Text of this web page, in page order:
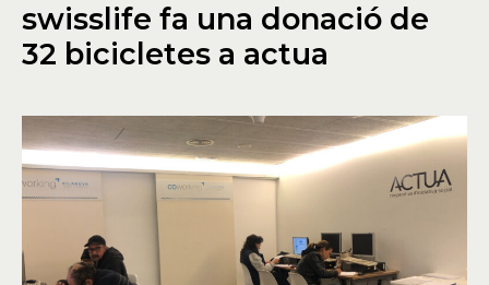
swisslife fa una donació de
32 bicicletes a actua